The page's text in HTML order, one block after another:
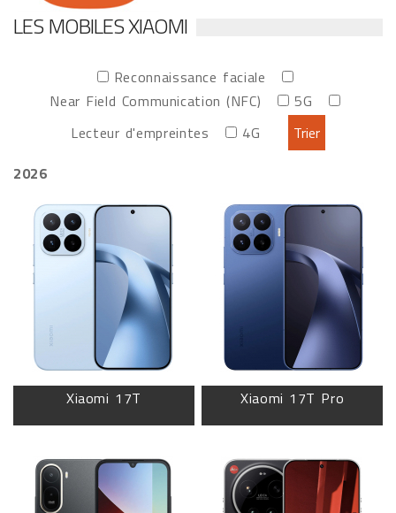
LES MOBILES XIAOMI
Reconnaissance faciale
Near Field Communication (NFC)
5G
Lecteur d'empreintes
4G
2026
Xiaomi 17T Xiaomi 17T Pro